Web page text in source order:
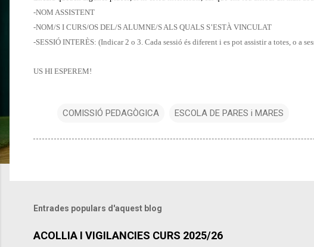
-NOM ASSISTENT
-NOM/S I CURS/OS DEL/S ALUMNE/S ALS QUALS S’ESTÀ VINCULAT
-SESSIÓ INTERÈS: (Indicar 2 o 3. Cada sessió és diferent i es pot assistir a totes, o a
US HI ESPEREM!
COMISSIÓ PEDAGÒGICA ESCOLA DE PARES i MARES
Entrades populars d'aquest blog
ACOLLIA I VIGILANCIES CURS 2025/26